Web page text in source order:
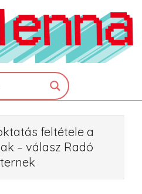
feltétele a
– válasz Radó